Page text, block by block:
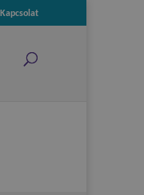
Kapcsolat